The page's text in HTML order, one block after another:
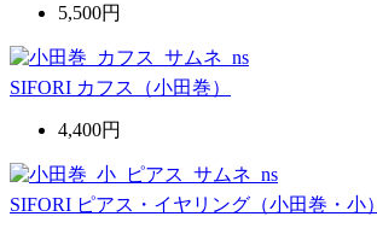
5,500円
SIFORI カフス（小田巻）
4,400円
SIFORI ピアス・イヤリング（小田巻・小）